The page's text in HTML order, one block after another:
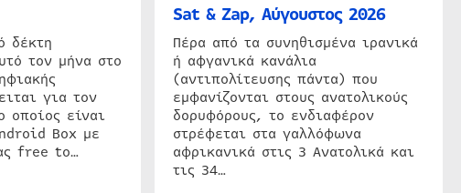
δέκτη
τον μήνα στο
για τον
οποίος είναι
Box με
free to…
Sat & Zap, Αύγουστος 2026
Πέρα από τα συνηθισμένα ιρανικά
ή αφγανικά κανάλια
(αντιπολίτευσης πάντα) που
εμφανίζονται στους ανατολικούς
δορυφόρους, το ενδιαφέρον
στρέφεται στα γαλλόφωνα
αφρικανικά στις 3 Ανατολικά και
τις 34…